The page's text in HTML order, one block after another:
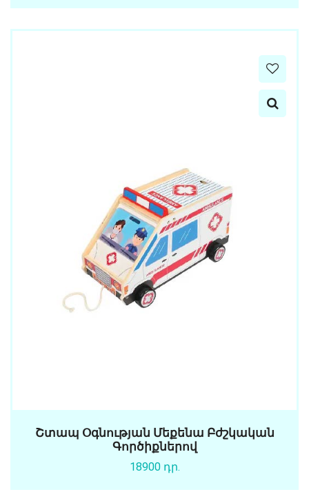
Շտապ Օգնության Մեքենա Բժշկական
Գործիքներով
18900 դր.